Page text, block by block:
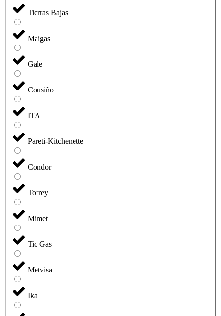
Tierras Bajas
Maigas
Gale
Cousiño
ITA
Pareti-Kitchenette
Condor
Torrey
Mimet
Tic Gas
Metvisa
Ika